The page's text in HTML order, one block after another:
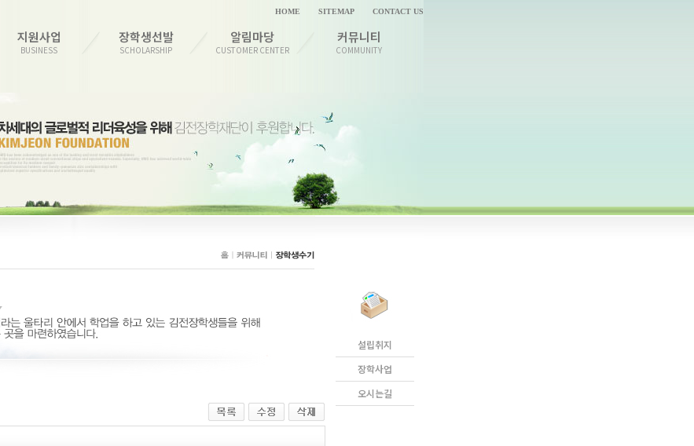
HOME SITEMAP CONTACT US
지원사업
BUSINESS
장학생선발
SCHOLARSHIP
알림마당
CUSTOMER CENTER
커뮤니티
COMMUNITY
설립취지
장학사업
오시는길